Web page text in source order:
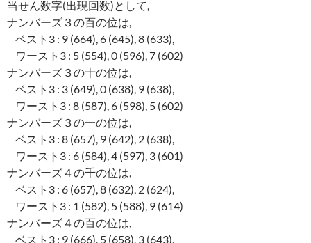
当せん数字(出現回数)として,
ナンバーズ３の百の位は,
ベスト3 : 9 (664), 6 (645), 8 (633),
ワースト3 : 5 (554), 0 (596), 7 (602)
ナンバーズ３の十の位は,
ベスト3 : 3 (649), 0 (638), 9 (638),
ワースト3 : 8 (587), 6 (598), 5 (602)
ナンバーズ３の一の位は,
ベスト3 : 8 (657), 9 (642), 2 (638),
ワースト3 : 6 (584), 4 (597), 3 (601)
ナンバーズ４の千の位は,
ベスト3 : 6 (657), 8 (632), 2 (624),
ワースト3 : 1 (582), 5 (588), 9 (614)
ナンバーズ４の百の位は,
ベスト3 : 9 (666), 5 (658), 3 (643),